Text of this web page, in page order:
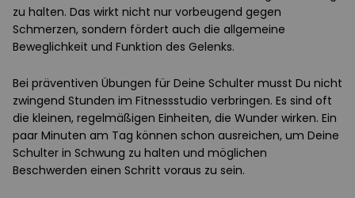
zu halten. Das wirkt nicht nur vorbeugend gegen
Schmerzen, sondern fördert auch die allgemeine
Beweglichkeit und Funktion des Gelenks.
Bei präventiven Übungen für Deine Schulter musst Du nicht
zwingend Stunden im Fitnessstudio verbringen. Es sind oft
die kleinen, regelmäßigen Einheiten, die Wunder wirken. Ein
paar Minuten am Tag können schon ausreichen, um Deine
Schulter in Schwung zu halten und möglichen
Beschwerden einen Schritt voraus zu sein.